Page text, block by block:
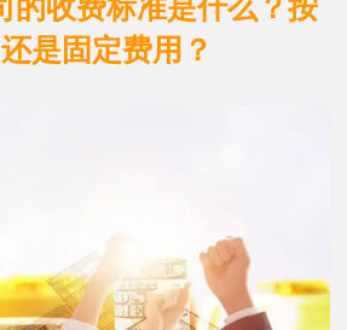
的收费标准是什么？按
是固定费用？